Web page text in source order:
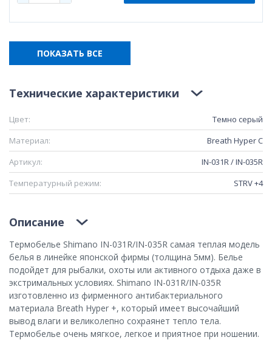
ПОКАЗАТЬ ВСЕ
Технические характеристики
Цвет:
Темно серый
Материал:
Breath Hyper C
Артикул:
IN-031R / IN-035R
Температурный режим:
STRV +4
Описание
Термобелье Shimano IN-031R/IN-035R самая теплая модель
белья в линейке японской фирмы (толщина 5мм). Белье
подойдет для рыбалки, охоты или активного отдыха даже в
экстримальных условиях. Shimano IN-031R/IN-035R
изготовленно из фирменного антибактериального
материала Breath Hyper +, который имеет высочайший
вывод влаги и великолепно сохраянет тепло тела.
Термобелье очень мягкое, легкое и приятное при ношении.